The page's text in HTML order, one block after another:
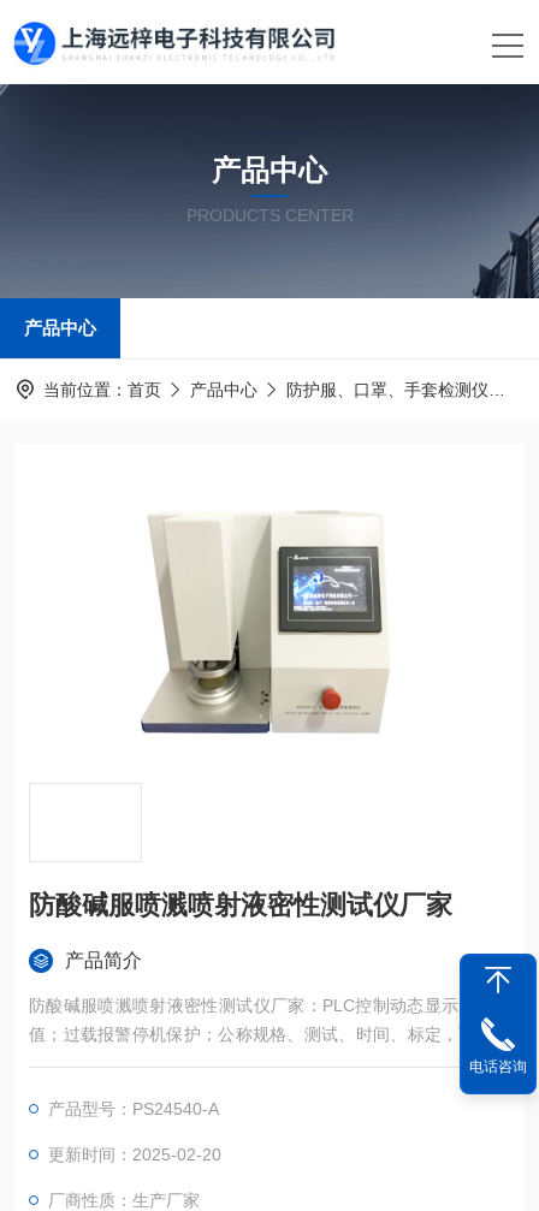
产品中心
PRODUCTS CENTER
产品中心
当前位置： 首页 产品中心 防护服、口罩、手套检测仪
防酸碱服喷溅喷射液密性测试仪厂家
产品简介
防酸碱服喷溅喷射液密性测试仪厂家：PLC控制动态显示加载力
值；过载报警停机保护；公称规格、测试、时间、标定，可打印
测试数据，特制的喷溅喷射假人模型，整套防护系统，将设备*包
围，实验室内安全卫生，有效保护实验室操作人员的安全同时配
有实验淋浴房。
产品型号：PS24540-A
更新时间：2025-02-20
厂商性质：生产厂家
电话咨询